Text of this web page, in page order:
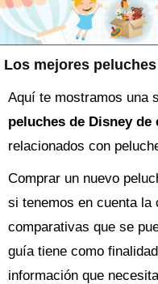
Los mejores
Aquí te mostramos una
peluches de Disney de
relacionados con
Comprar un nuevo
si tenemos en cuenta la
comparativas que se
guía tiene como
información que